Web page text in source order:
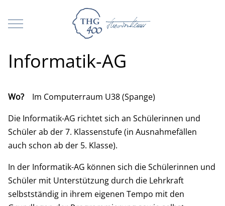
Mobile Menu Toggle
Informatik-AG
Wo?
Im Computerraum U38 (Spange)
Die Informatik-AG richtet sich an Schülerinnen und
Schüler ab der 7. Klassenstufe (in Ausnahmefällen
auch schon ab der 5. Klasse).
In der Informatik-AG können sich die Schülerinnen und
Schüler mit Unterstützung durch die Lehrkraft
selbstständig in ihrem eigenen Tempo mit den